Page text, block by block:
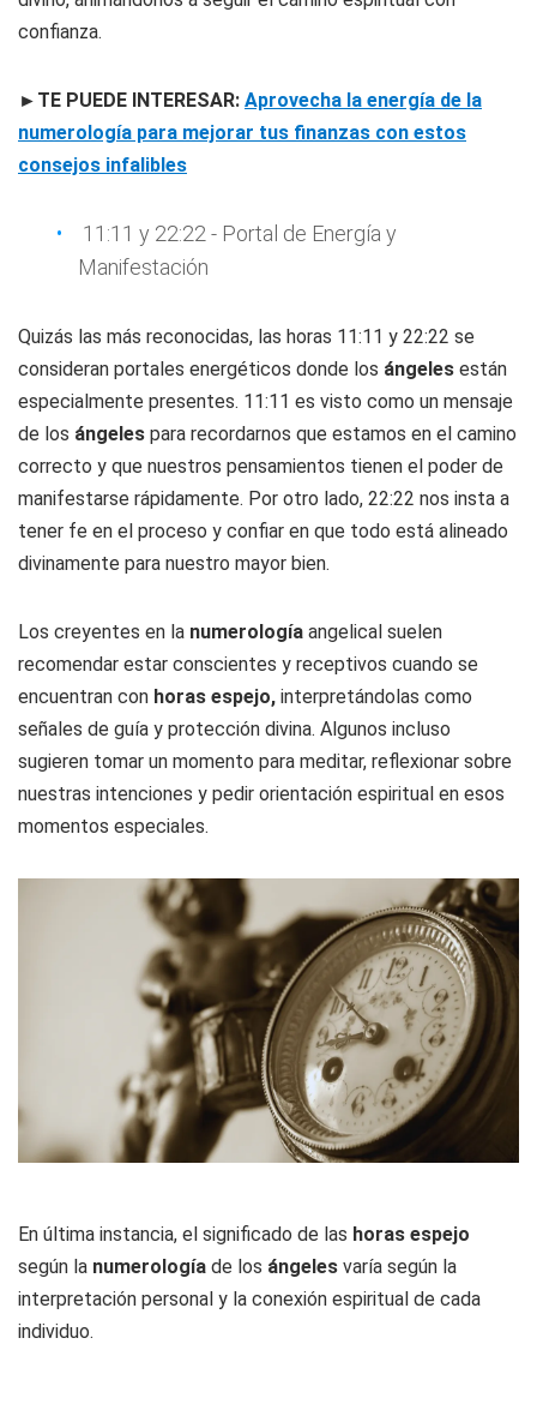
confianza.
►TE PUEDE INTERESAR: Aprovecha la energía de la
numerología para mejorar tus finanzas con estos
consejos infalibles
11:11 y 22:22 - Portal de Energía y
Manifestación
Quizás las más reconocidas, las horas 11:11 y 22:22 se
consideran portales energéticos donde los ángeles están
especialmente presentes. 11:11 es visto como un mensaje
de los ángeles para recordarnos que estamos en el camino
correcto y que nuestros pensamientos tienen el poder de
manifestarse rápidamente. Por otro lado, 22:22 nos insta a
tener fe en el proceso y confiar en que todo está alineado
divinamente para nuestro mayor bien.
Los creyentes en la numerología angelical suelen
recomendar estar conscientes y receptivos cuando se
encuentran con horas espejo, interpretándolas como
señales de guía y protección divina. Algunos incluso
sugieren tomar un momento para meditar, reflexionar sobre
nuestras intenciones y pedir orientación espiritual en esos
momentos especiales.
En última instancia, el significado de las horas espejo
según la numerología de los ángeles varía según la
interpretación personal y la conexión espiritual de cada
individuo.